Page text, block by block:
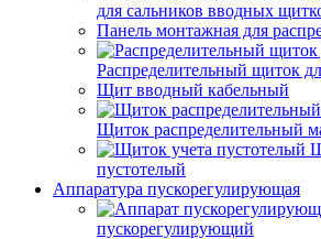
для сальников вводных
Панель монтажная для
Распределительный щиток
Щит вводный кабельный
Щиток распределительный
пустотелый
Аппаратура пускорегулирующая
пускорегулирующий